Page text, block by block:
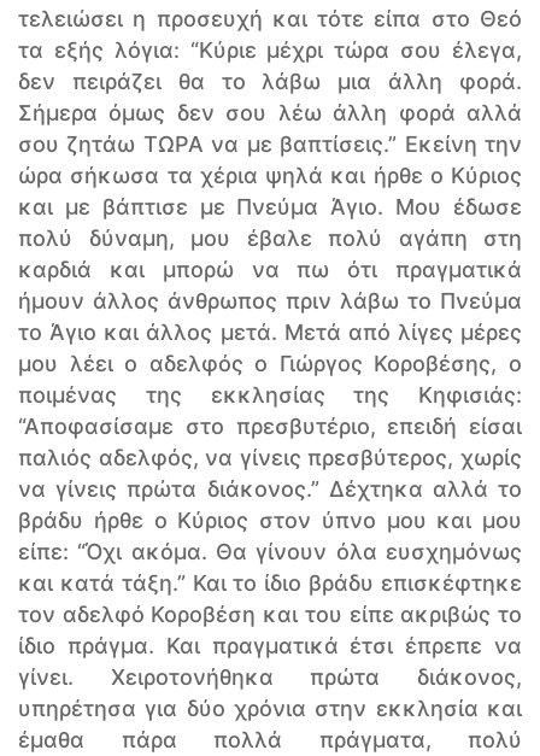
τελειώσει η προσευχή και τότε είπα στο Θεό
τα εξής λόγια: “Κύριε μέχρι τώρα σου έλεγα,
δεν πειράζει θα το λάβω μια άλλη φορά.
Σήμερα όμως δεν σου λέω άλλη φορά αλλά
σου ζητάω ΤΩΡΑ να με βαπτίσεις.” Εκείνη την
ώρα σήκωσα τα χέρια ψηλά και ήρθε ο Κύριος
και με βάπτισε με Πνεύμα Άγιο. Μου έδωσε
πολύ δύναμη, μου έβαλε πολύ αγάπη στη
καρδιά και μπορώ να πω ότι πραγματικά
ήμουν άλλος άνθρωπος πριν λάβω το Πνεύμα
το Άγιο και άλλος μετά. Μετά από λίγες μέρες
μου λέει ο αδελφός ο Γιώργος Κοροβέσης, ο
ποιμένας της εκκλησίας της Κηφισιάς:
“Αποφασίσαμε στο πρεσβυτέριο, επειδή είσαι
παλιός αδελφός, να γίνεις πρεσβύτερος, χωρίς
να γίνεις πρώτα διάκονος.” Δέχτηκα αλλά το
βράδυ ήρθε ο Κύριος στον ύπνο μου και μου
είπε: “Όχι ακόμα. Θα γίνουν όλα ευσχημόνως
και κατά τάξη.” Και το ίδιο βράδυ επισκέφτηκε
τον αδελφό Κοροβέση και του είπε ακριβώς το
ίδιο πράγμα. Και πραγματικά έτσι έπρεπε να
γίνει. Χειροτονήθηκα πρώτα διάκονος,
υπηρέτησα για δύο χρόνια στην εκκλησία και
έμαθα πάρα πολλά πράγματα, πολύ